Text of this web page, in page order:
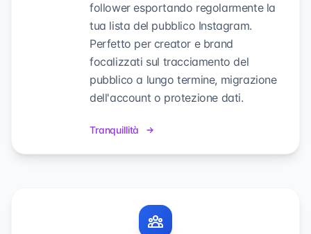
follower esportando regolarmente la
tua lista del pubblico Instagram.
Perfetto per creator e brand
focalizzati sul tracciamento del
pubblico a lungo termine, migrazione
dell'account o protezione dati.
Tranquillità